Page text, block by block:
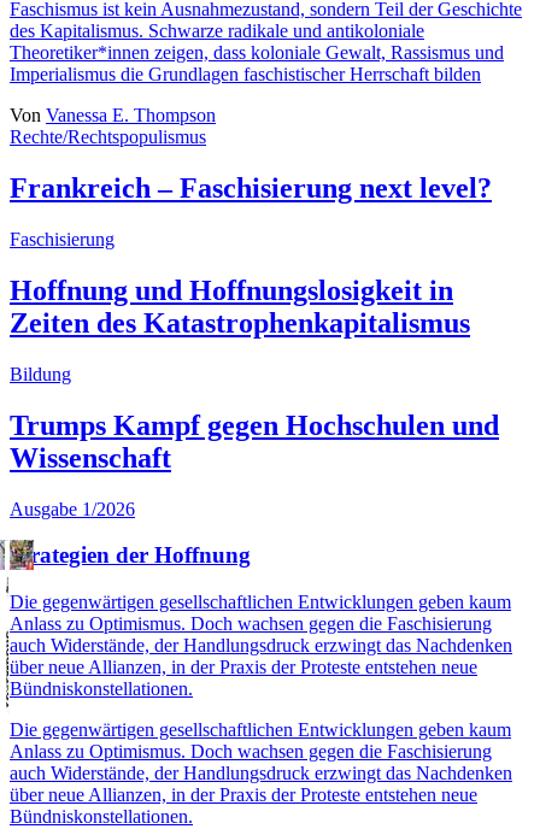
Faschismus ist kein Ausnahmezustand, sondern Teil der Geschichte
des Kapitalismus. Schwarze radikale und antikoloniale
Theoretiker*innen zeigen, dass koloniale Gewalt, Rassismus und
Imperialismus die Grundlagen faschistischer Herrschaft bilden
Von Vanessa E. Thompson
Rechte/Rechtspopulismus
Frankreich – Faschisierung next level?
Faschisierung
Hoffnung und Hoffnungslosigkeit in
Zeiten des Katastrophenkapitalismus
Bildung
Trumps Kampf gegen Hochschulen und
Wissenschaft
Ausgabe 1/2026
Strategien der Hoffnung
Die gegenwärtigen gesellschaftlichen Entwicklungen geben kaum
Anlass zu Optimismus. Doch wachsen gegen die Faschisierung
auch Widerstände, der Handlungsdruck erzwingt das Nachdenken
über neue Allianzen, in der Praxis der Proteste entstehen neue
Bündniskonstellationen.
Die gegenwärtigen gesellschaftlichen Entwicklungen geben kaum
Anlass zu Optimismus. Doch wachsen gegen die Faschisierung
auch Widerstände, der Handlungsdruck erzwingt das Nachdenken
über neue Allianzen, in der Praxis der Proteste entstehen neue
Bündniskonstellationen.